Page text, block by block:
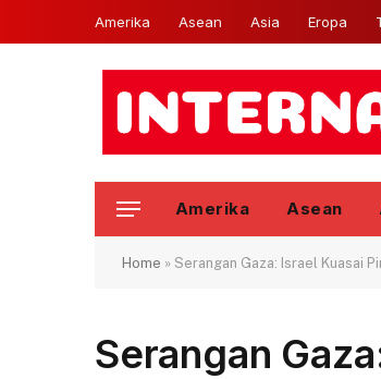
Amerika Asean Asia Eropa
Amerika Asean
Home » Serangan Gaza: Israel Kuasai
Serangan